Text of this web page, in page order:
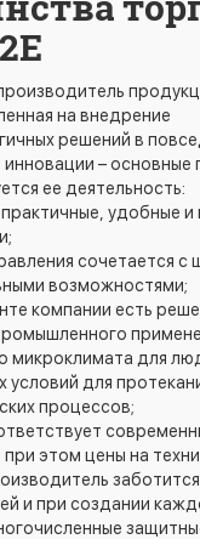
на внедрение
решений в
– основные
ее деятельность:
удобные и
сочетается с
возможностями;
компании есть
микроклимата для
условий для
процессов;
этом цены на
и при создании